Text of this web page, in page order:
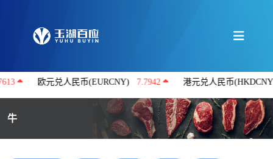
元兑人民币(EURCNY) 7.7942 港元兑人民币(HKDCNY) 0.8622
牛